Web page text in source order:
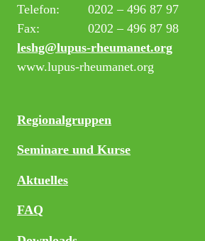
Telefon:
0202 – 496 87 97
Fax:
0202 – 496 87 98
leshg@lupus-rheumanet.org
www.lupus-rheumanet.org
Regionalgruppen
Seminare und Kurse
Aktuelles
FAQ